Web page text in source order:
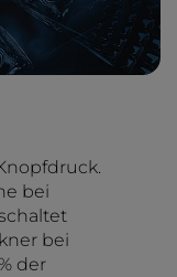
bei
bei
der